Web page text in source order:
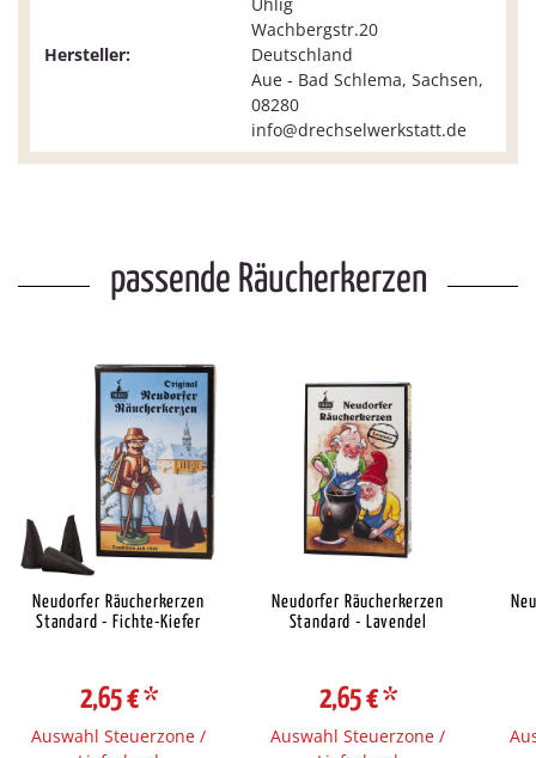
Hersteller:
Wachbergstr.20
Deutschland
Aue - Bad Schlema, Sachsen,
08280
info@drechselwerkstatt.de
passende Räucherkerzen
Neudorfer Räucherkerzen
Standard - Fichte-Kiefer
2,65 €*
Auswahl Steuerzone /
Neudorfer Räucherkerzen
Standard - Lavendel
2,65 €*
Auswahl Steuerzone /